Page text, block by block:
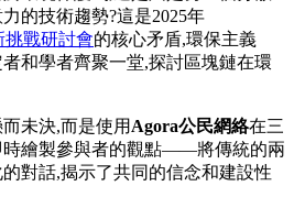
的技術趨勢?這是2025年
挑戰研討會的核心矛盾,環保主義
和學者齊聚一堂,探討區塊鏈在環
未決,而是使用 Agora公民網絡在三
時繪製參與者的觀點——將傳統的兩
對話,揭示了共同的信念和建設性